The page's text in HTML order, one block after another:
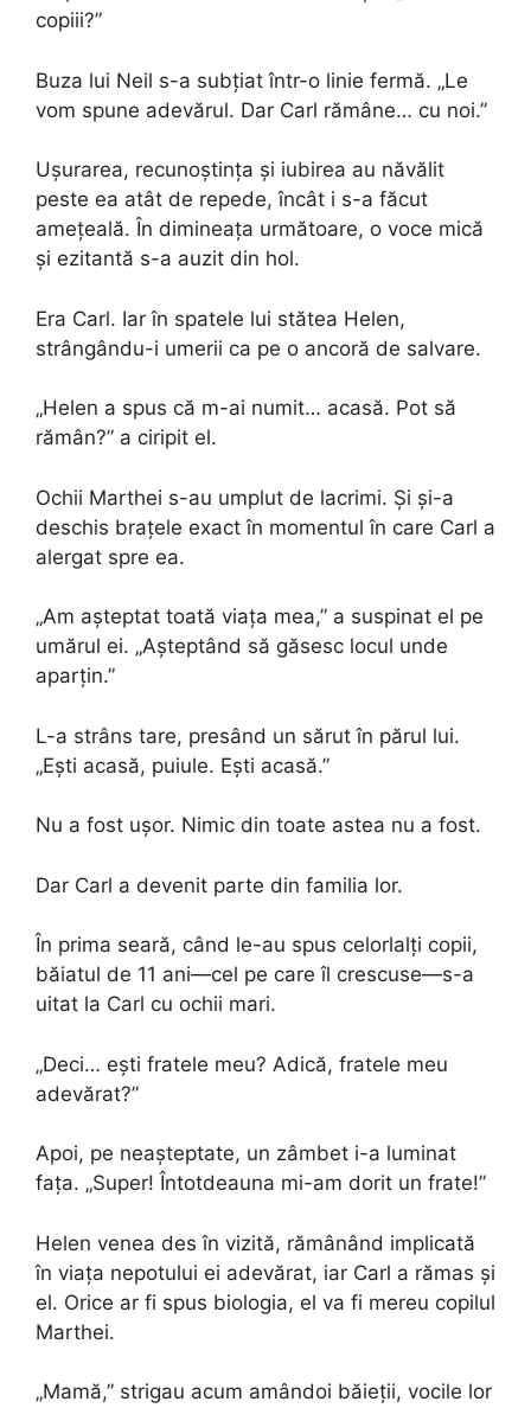
copiii?”
Buza lui Neil s-a subțiat într-o linie fermă. „Le
vom spune adevărul. Dar Carl rămâne… cu noi.”
Ușurarea, recunoștința și iubirea au năvălit
peste ea atât de repede, încât i s-a făcut
amețeală. În dimineața următoare, o voce mică
și ezitantă s-a auzit din hol.
Era Carl. Iar în spatele lui stătea Helen,
strângându-i umerii ca pe o ancoră de salvare.
„Helen a spus că m-ai numit… acasă. Pot să
rămân?” a ciripit el.
Ochii Marthei s-au umplut de lacrimi. Și și-a
deschis brațele exact în momentul în care Carl a
alergat spre ea.
„Am așteptat toată viața mea,” a suspinat el pe
umărul ei. „Așteptând să găsesc locul unde
aparțin.”
L-a strâns tare, presând un sărut în părul lui.
„Ești acasă, puiule. Ești acasă.”
Nu a fost ușor. Nimic din toate astea nu a fost.
Dar Carl a devenit parte din familia lor.
În prima seară, când le-au spus celorlalți copii,
băiatul de 11 ani—cel pe care îl crescuse—s-a
uitat la Carl cu ochii mari.
„Deci… ești fratele meu? Adică, fratele meu
adevărat?”
Apoi, pe neașteptate, un zâmbet i-a luminat
fața. „Super! Întotdeauna mi-am dorit un frate!”
Helen venea des în vizită, rămânând implicată
în viața nepotului ei adevărat, iar Carl a rămas și
el. Orice ar fi spus biologia, el va fi mereu copilul
Marthei.
„Mamă,” strigau acum amândoi băieții, vocile lor